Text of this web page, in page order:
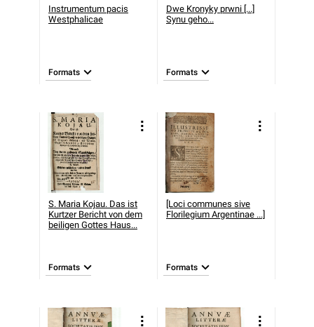
Instrumentum pacis
Westphalicae
Formats
Dwe Kronyky prwni [...]
Synu geho...
Formats
S. Maria Kojau. Das ist
Kurtzer Bericht von dem
beiligen Gottes Haus...
Formats
[Loci communes sive
Florilegium Argentinae ...]
Formats